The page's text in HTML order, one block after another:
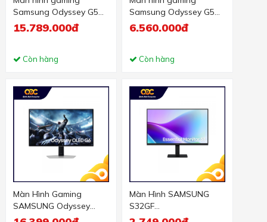
Samsung Odyssey G5
G70F 27 inch 4K UHD
15.789.000đ
Còn hàng
Samsung Odyssey G5
G53F 27 inch 2K QHD
IPS 200Hz 1ms
6.560.000đ
Còn hàng
Màn Hình Gaming
SAMSUNG Odyssey
OLED G6 G60SD
Màn Hình SAMSUNG
S32GF
LS27F320GAEXXV (27